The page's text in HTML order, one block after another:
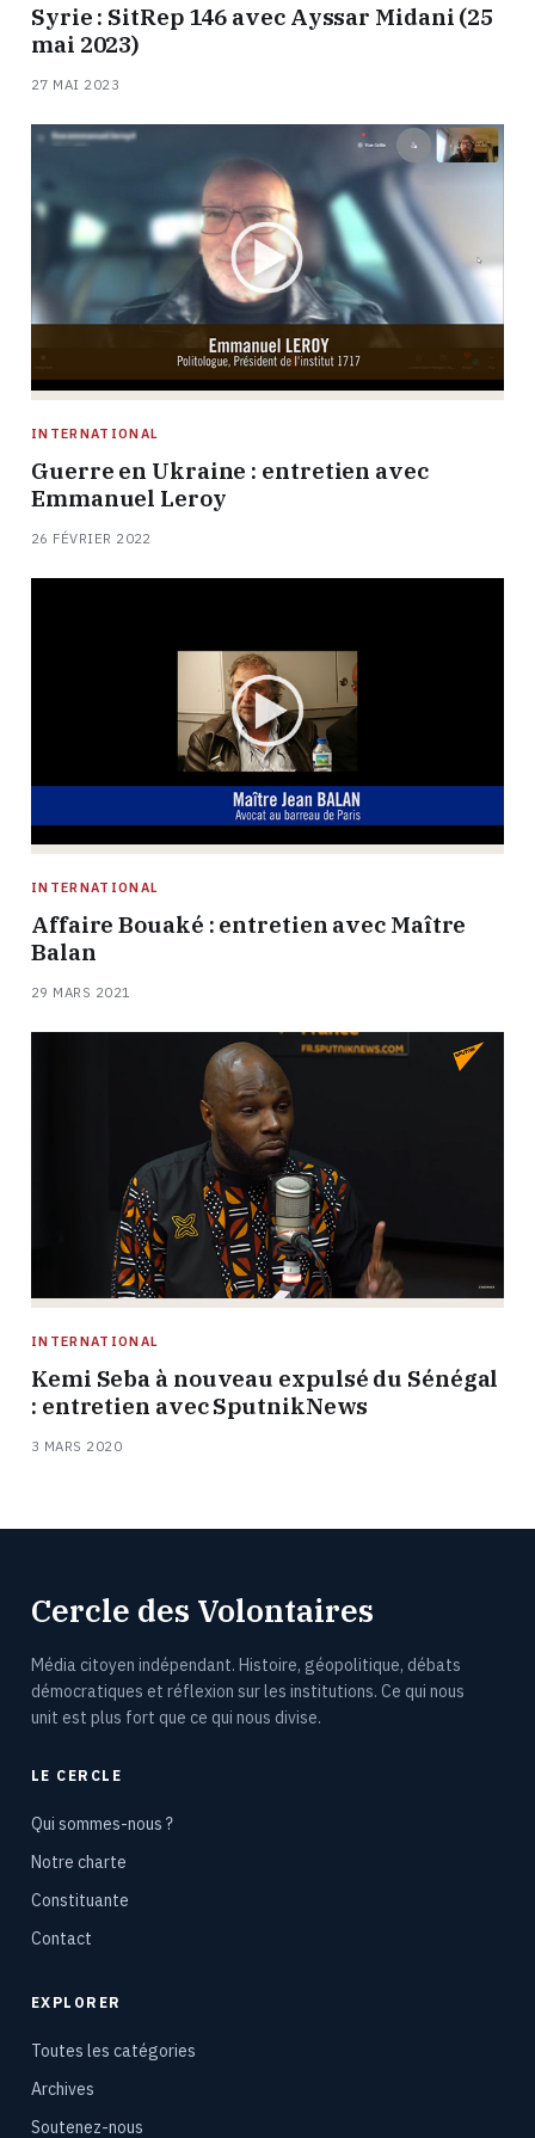
Syrie : SitRep 146 avec Ayssar Midani (25
mai 2023)
27 MAI 2023
INTERNATIONAL
Guerre en Ukraine : entretien avec
Emmanuel Leroy
26 FÉVRIER 2022
INTERNATIONAL
Affaire Bouaké : entretien avec Maître
Balan
29 MARS 2021
INTERNATIONAL
Kemi Seba à nouveau expulsé du Sénégal
: entretien avec SputnikNews
3 MARS 2020
Cercle des Volontaires
Média citoyen indépendant. Histoire, géopolitique, débats
démocratiques et réflexion sur les institutions. Ce qui nous
unit est plus fort que ce qui nous divise.
LE CERCLE
Qui sommes-nous ?
Notre charte
Constituante
Contact
EXPLORER
Toutes les catégories
Archives
Soutenez-nous